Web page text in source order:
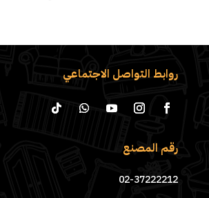
روابط التواصل الاجتماعي
رقم المصنع
02-37222212